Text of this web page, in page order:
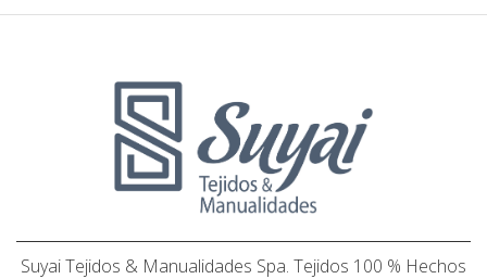
Suyai Tejidos & Manualidades Spa. Tejidos 100 % Hechos